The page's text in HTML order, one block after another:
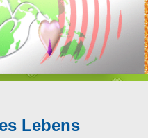
Lebens